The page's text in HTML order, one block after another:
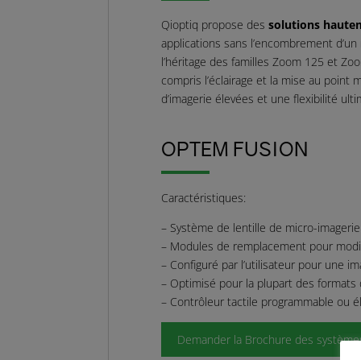
Qioptiq propose des solutions
applications sans l’encombrement
l’héritage des familles Zoom 125 et
compris l’éclairage et la mise au
d’imagerie élevées et une flexibilité
OPTEM FUSION
Caractéristiques:
– Système de lentille de micro-
– Modules de remplacement pour
– Configuré par l’utilisateur pour une
– Optimisé pour la plupart des
– Contrôleur tactile programmable ou
Demander la Brochure des